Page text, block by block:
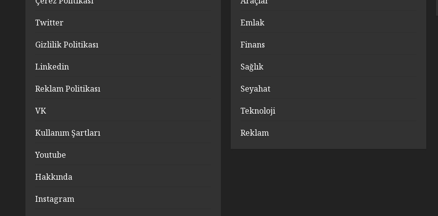
Twitter
Gizlilik Politikası
Linkedin
Reklam Politikası
VK
Kullanım Şartları
Youtube
Hakkında
Instagram
Emlak
Finans
Sağlık
Seyahat
Teknoloji
Reklam